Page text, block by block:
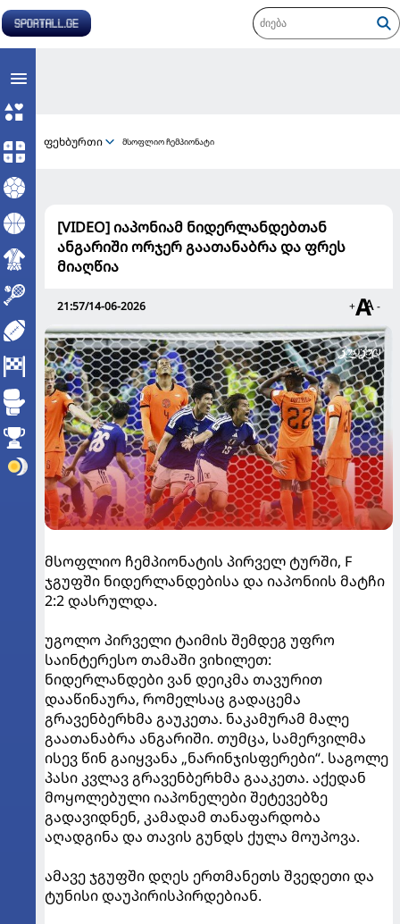
ფეხბურთი მსოფლიო ჩემპიონატი
[VIDEO] იაპონიამ ნიდერლანდებთან
ანგარიში ორჯერ გაათანაბრა და ფრეს
მიაღწია
21:57/14-06-2026 + -
მსოფლიო ჩემპიონატის პირველ ტურში, F
ჯგუფში ნიდერლანდებისა და იაპონიის მატჩი
2:2 დასრულდა.
უგოლო პირველი ტაიმის შემდეგ უფრო
საინტერესო თამაში ვიხილეთ:
ნიდერლანდები ვან დეიკმა თავურით
დააწინაურა, რომელსაც გადაცემა
გრავენბერხმა გაუკეთა. ნაკამურამ მალე
გაათანაბრა ანგარიში. თუმცა, სამერვილმა
ისევ წინ გაიყვანა „ნარინჯისფერები“. საგოლე
პასი კვლავ გრავენბერხმა გააკეთა. აქედან
მოყოლებული იაპონელები შეტევებზე
გადავიდნენ, კამადამ თანაფარდობა
აღადგინა და თავის გუნდს ქულა მოუპოვა.
ამავე ჯგუფში დღეს ერთმანეთს შვედეთი და
ტუნისი დაუპირისპირდებიან.